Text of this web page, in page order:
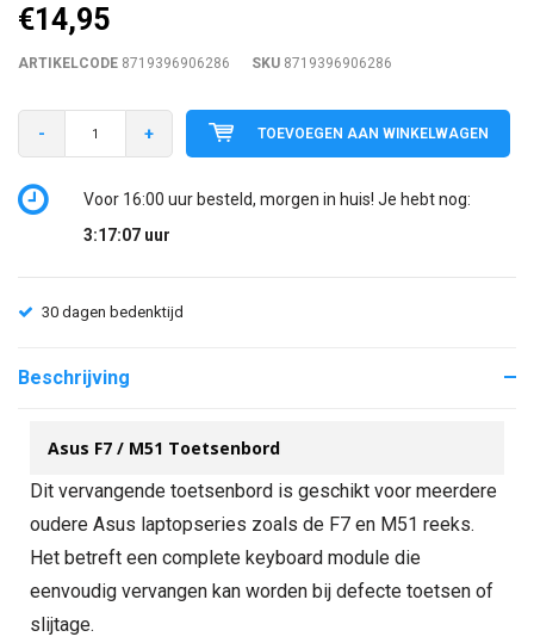
€14,95
ARTIKELCODE 8719396906286 SKU 8719396906286
- + TOEVOEGEN AAN WINKELWAGEN
Voor 16:00 uur besteld, morgen in huis! Je hebt nog:
3:17:06uur
30 dagen bedenktijd
Beschrijving
Asus F7 / M51 Toetsenbord
Dit vervangende toetsenbord is geschikt voor meerdere
oudere Asus laptopseries zoals de F7 en M51 reeks.
Het betreft een complete keyboard module die
eenvoudig vervangen kan worden bij defecte toetsen of
slijtage.